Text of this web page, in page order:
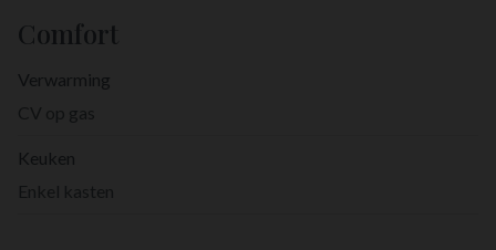
Comfort
Verwarming
CV op gas
Keuken
Enkel kasten